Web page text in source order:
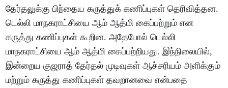
தேர்தலுக்கு பிந்தைய கருத்துக் கணிப்புகள் தெரிவித்தன.
டெல்லி மாநகராட்சியை ஆம் ஆத்மி கைப்பற்றும் என
கருத்து கணிப்புகள் கூறின. அதேபோல் டெல்லி
மாநகராட்சியை ஆம் ஆத்மி கைப்பற்றியது. இந்நிலையில்,
இன்றைய குஜராத் தேர்தல் முடிவுகள் ஆச்சரியம் அளிக்கும்
மற்றும் கருத்து கணிப்புகள் தவறானவை என்பதை